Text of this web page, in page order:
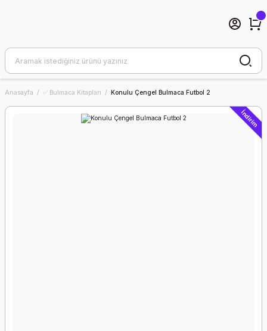
Anasayfa ✅ Bulmaca Kitapları Konulu Çengel Bulmaca Futbol 2
İndirim